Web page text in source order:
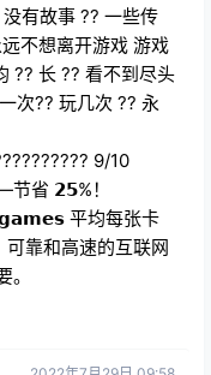
有故事 ?? 一些传
不想离开游戏 游戏
?? 长 ?? 看不到尽头
次?? 玩几次 ?? 永
9/10
𝟮𝟱%！
平均每张卡
靠和高速的互联网